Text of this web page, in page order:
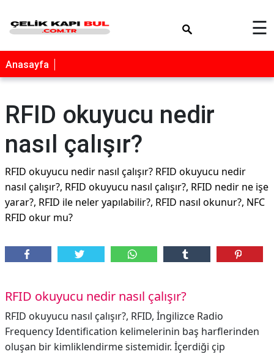
☰
Anasayfa
RFID okuyucu nedir
nasıl çalışır?
RFID okuyucu nedir nasıl çalışır? RFID okuyucu nedir
nasıl çalışır?, RFID okuyucu nasıl çalışır?, RFID nedir ne işe
yarar?, RFID ile neler yapılabilir?, RFID nasıl okunur?, NFC
RFID okur mu?
RFID okuyucu nedir nasıl çalışır?
RFID okuyucu nasıl çalışır?, RFID, İngilizce Radio
Frequency Identification kelimelerinin baş harflerinden
oluşan bir kimliklendirme sistemidir. İçerdiği çip